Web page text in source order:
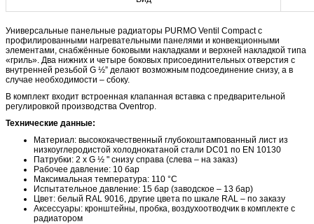
Универсальные панельные радиаторы PURMO Ventil Compact с
профилированными нагревательными панелями и конвекционными
элементами, снабжённые боковыми накладками и верхней накладкой типа
«гриль». Два нижних и четыре боковых присоединительных отверстия с
внутренней резьбой G ½” делают возможным подсоединение снизу, а в
случае необходимости – сбоку.
В комплект входит встроенная клапанная вставка с предварительной
регулировкой производства Oventrop.
Технические данные:
Материал: высококачественный глубокоштампованный лист из
низкоуглеродистой холоднокатаной стали DC01 по EN 10130
Патрубки: 2 x G ½ " снизу справа (слева – на заказ)
Рабочее давление: 10 бар
Максимальная температура: 110 °C
Испытательное давление: 15 бар (заводское – 13 бар)
Цвет: белый RAL 9016, другие цвета по шкале RAL – по заказу
Аксессуары: кронштейны, пробка, воздухоотводчик в комплекте с
радиатором